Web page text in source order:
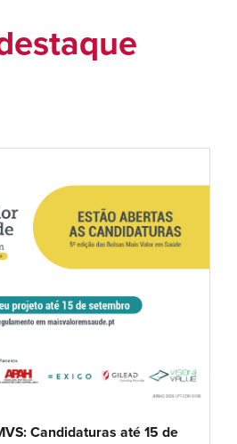
Candidaturas até 15 de